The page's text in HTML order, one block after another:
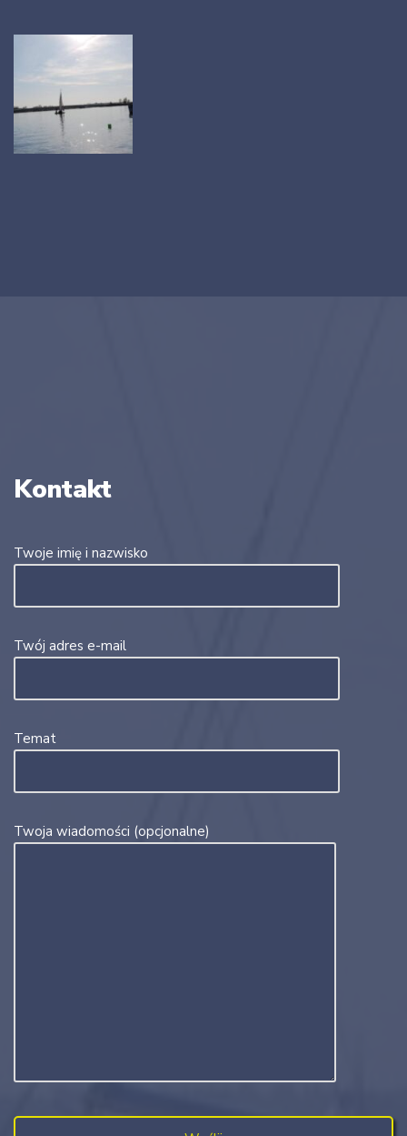
Kontakt
Twoje imię i nazwisko
Twój adres e-mail
Temat
Twoja wiadomości (opcjonalne)